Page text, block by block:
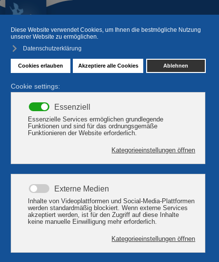
Ihre Tagungs- & Incentive-
Hotels in Plau am See
Seehotel Plau am See
{multithumb}Idyllisch direkt am Plauer See liegt unser